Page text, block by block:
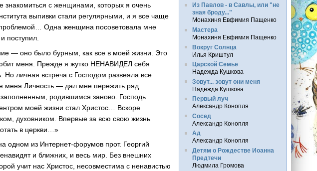
знакомиться с женщинами, которых я очень
выпивки стали регулярными, и я все чаще
проблемой… Одна женщина посоветовала мне
поступил.
— оно было бурным, как все в моей жизни. Это
меня. Прежде я жутко НЕНАВИДЕЛ себя
Но личная встреча с Господом развеяла все
меня Личность — дал мне пережить ряд
родившимся заново. Господь
моей жизни стал Христос… Вскоре
духовником. Впервые за всю свою жизнь
в церкви…»
из Интернет-форумов прот. Георгий
и ближних, и весь мир. Без внешних
учит нас Христос, несовместима с ненавистью
Из Павлов - в Савлы, или "не
зная броду..."
Монахиня Евфимия Пащенко
Мастера
Монахиня Евфимия Пащенко
Вокруг Солнца
Илья Криштул
Царской Семье
Надежда Кушкова
Зовут... зовут они меня
Надежда Кушкова
Первый луч
Александр Конопля
Сосед
Александр Конопля
Ад
Александр Конопля
Детям о Рождестве Иоанна
Предтечи
Людмила Громова